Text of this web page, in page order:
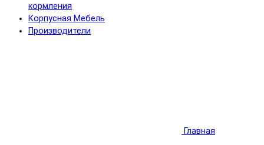
кормления
Корпусная Мебель
Производители
Главная